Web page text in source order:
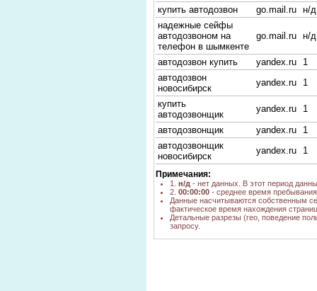
купить автодозвон go.mail.ru н/д
надежные сейфы
автодозвоном на
телефон в шымкенте
go.mail.ru н/д
автодозвон купить yandex.ru
1
автодозвон
новосибирск
yandex.ru
1
купить
автодозвонщик
yandex.ru
1
автодозвонщик
yandex.ru
1
автодозвонщик
новосибирск
yandex.ru 1
Примечания:
1. н/д - нет данных. В этот период
2. 00:00:00 - среднее время
Данные насчитываются собственным
фактическое время нахождения
Детальные разрезы (гео, поведение
запросу.